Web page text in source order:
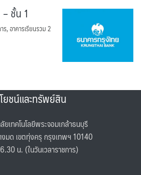
ชั้น 1
ร,อาคารเรียนรวม 2
ยชน์และทรัพย์สิน
เทคโนโลยีพระจอมเกล้าธนบุรี
มด เขตทุ่งครุ กรุงเทพฯ 10140
น. (ในวันเวลาราชการ)